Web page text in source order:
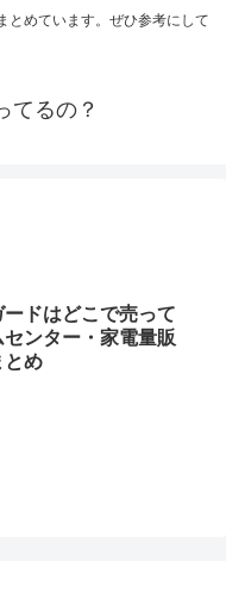
とめています。ぜひ参考にして
てるの？
ードはどこで売って
ンター・家電量販
とめ